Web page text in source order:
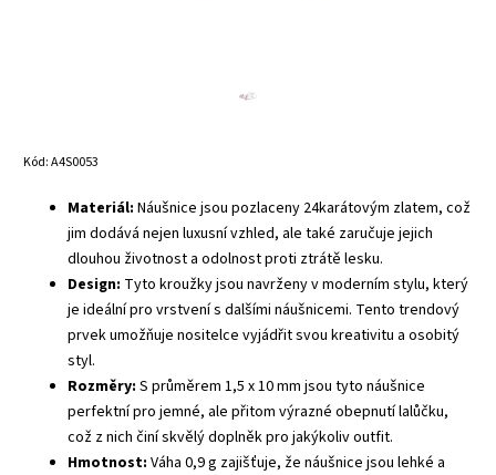
Kód:A4S0053
Materiál: Náušnice jsou pozlaceny 24karátovým zlatem, což
jim dodává nejen luxusní vzhled, ale také zaručuje jejich
dlouhou životnost a odolnost proti ztrátě lesku.
Design: Tyto kroužky jsou navrženy v moderním stylu, který
je ideální pro vrstvení s dalšími náušnicemi. Tento trendový
prvek umožňuje nositelce vyjádřit svou kreativitu a osobitý
styl.
Rozměry: S průměrem 1,5 x 10 mm jsou tyto náušnice
perfektní pro jemné, ale přitom výrazné obepnutí lalůčku,
což z nich činí skvělý doplněk pro jakýkoliv outfit.
Hmotnost: Váha 0,9 g zajišťuje, že náušnice jsou lehké a